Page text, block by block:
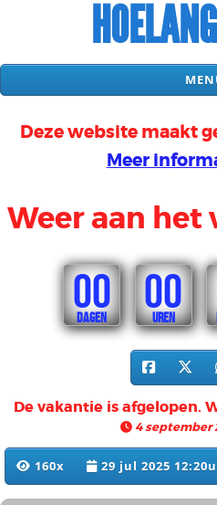
Deze website maakt
Meer
Weer aan het
00
DAGEN
00
UREN
De vakantie is afgelopen.
4 september
160x 29 jul 2025 12:20u